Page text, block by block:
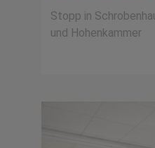
Stopp in
und Hohenkammer